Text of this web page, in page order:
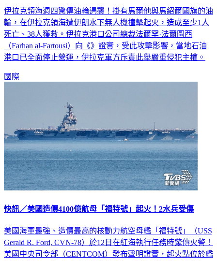
伊拉克領海週四驚傳油輪遇襲！掛有馬爾他與馬紹爾國旗的油
輪，在伊拉克領海遭伊朗水下無人機撞擊起火，造成至少1人
死亡、38人獲救。伊拉克港口公司總裁法爾罕·法爾圖西
（Farhan al-Fartousi）向《》證實，受此攻擊影響，當地石油
港口已全面停止營運，伊拉克軍方斥責此舉嚴重侵犯主權。
國際
快訊／美國造價4100億航母「福特號」起火！2水兵受傷
美國海軍最強、造價最高的核動力航空母艦「福特號」（USS
Gerald R. Ford, CVN-78）於12日在紅海執行任務時驚傳火警！
美國中央司令部（CENTCOM）發布聲明證實，起火點位於艦